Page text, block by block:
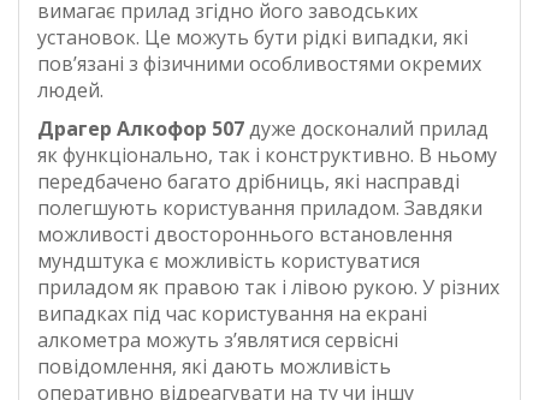
вимагає прилад згідно його заводських
установок. Це можуть бути рідкі випадки, які
пов’язані з фізичними особливостями окремих
людей.
Драгер Алкофор 507дуже досконалий прилад
як функціонально, так і конструктивно. В ньому
передбачено багато дрібниць, які насправді
полегшують користування приладом. Завдяки
можливості двостороннього встановлення
мундштука є можливість користуватися
приладом як правою так і лівою рукою. У різних
випадках під час користування на екрані
алкометра можуть з’являтися сервісні
повідомлення, які дають можливість
оперативно відреагувати на ту чи іншу